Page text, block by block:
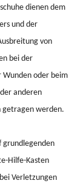
dienen dem
und der
von
bei der
Wunden oder beim
anderen
getragen werden.
grundlegenden
Hilfe-Kasten
Verletzungen